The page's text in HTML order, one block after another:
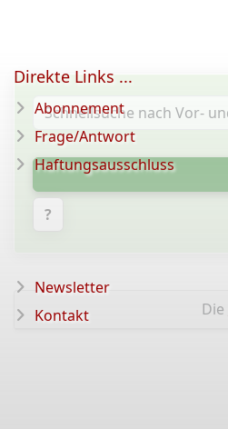
?
Die
Direkte Links ...
Abonnement
Frage/Antwort
Haftungsausschluss
Newsletter
Kontakt